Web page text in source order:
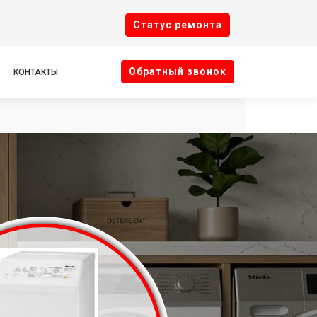
Cтатус ремонта
КОНТАКТЫ Oбратный звонок